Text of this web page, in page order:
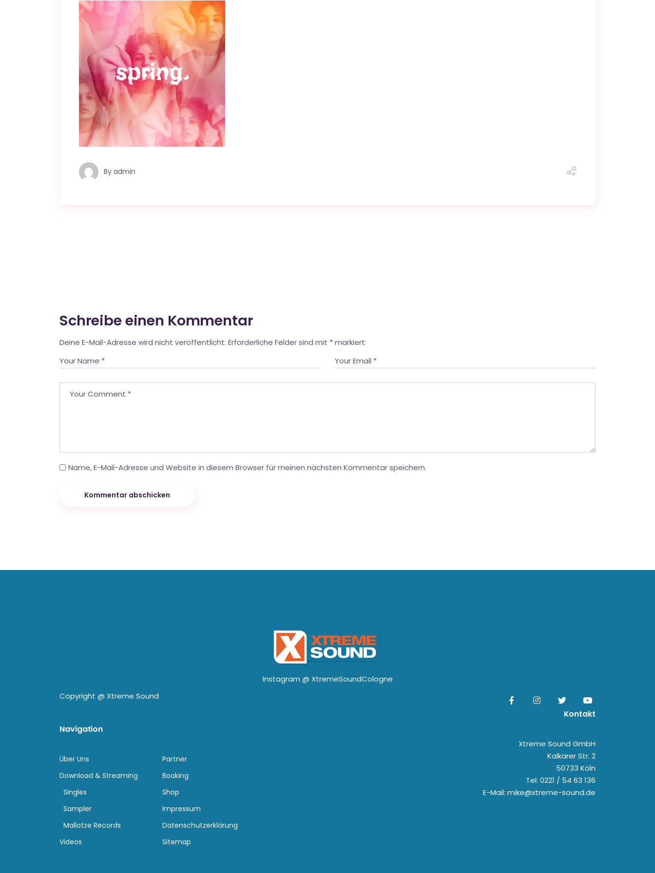
By admin
Schreibe einen Kommentar
Deine E-Mail-Adresse wird nicht veröffentlicht. Erforderliche Felder sind mit * markiert
Name, E-Mail-Adresse und Website in diesem Browser für meinen nächsten Kommentar speichern.
Kommentar abschicken
Instagram @ XtremeSoundCologne
Copyright @ Xtreme Sound
Navigation
Über Uns
Download & Streaming
Singles
Sampler
Mallotze Records
Videos
Partner
Booking
Shop
Impressum
Datenschutzerklärung
Sitemap
Kontakt
Xtreme Sound GmbH
Kalkarer Str. 2
50733 Köln
Tel: 0221 / 54 63 136
E-Mail: mike@xtreme-sound.de